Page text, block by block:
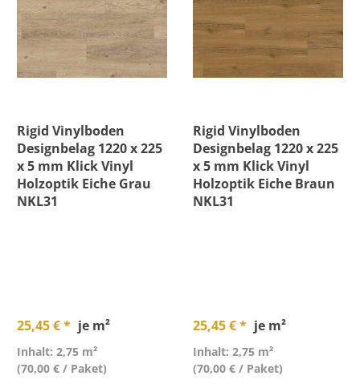
Verlegeart
Rigid Vinylboden
Designbelag 1220 x 225
x 5 mm Klick Vinyl
Holzoptik Eiche Grau
NKL31
25,45 € * je m²
Inhalt: 2,75 m²
(70,00 € / Paket)
Rigid Vinylboden
Designbelag 1220 x 225
x 5 mm Klick Vinyl
Holzoptik Eiche Braun
NKL31
25,45 € * je m²
Inhalt: 2,75 m²
(70,00 € / Paket)